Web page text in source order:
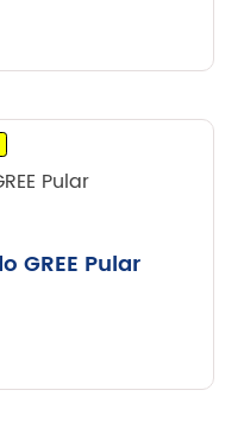
GREE Pular